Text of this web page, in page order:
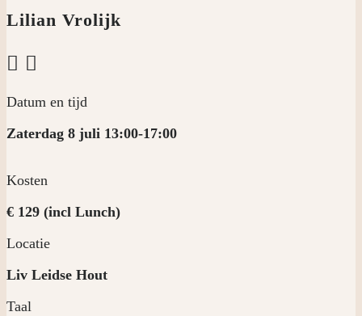
Lilian Vrolijk
 
Datum en tijd
Zaterdag 8 juli 13:00-17:00
Kosten
€ 129 (incl Lunch)
Locatie
Liv Leidse Hout
Taal